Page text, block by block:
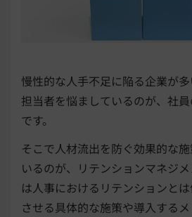
慢性的な人手不足に陥る企業が
担当者を悩ましているのが、社
です。
そこで人材流出を防ぐ効果的な
いるのが、リテンションマネジ
は人事におけるリテンションと
させる具体的な施策や導入する